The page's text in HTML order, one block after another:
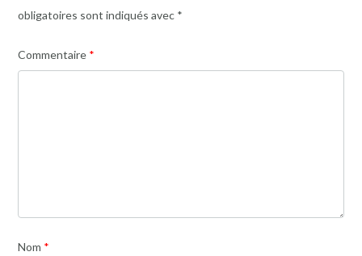
obligatoires sont indiqués avec *
Commentaire *
Nom *